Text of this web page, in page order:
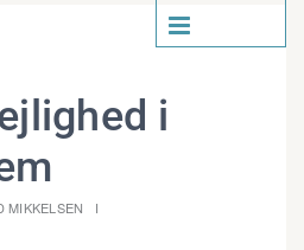

i
MIKKELSEN